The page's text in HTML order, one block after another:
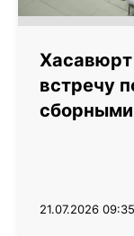
встречу
сборными
21.07.2026 09:35